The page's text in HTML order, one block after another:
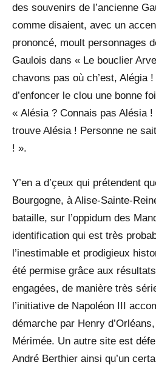
des souvenirs de l’ancienne
comme disaient, avec un
prononcé, moult personnages
Gaulois dans « Le bouclier
chavons pas où ch’est, Alégia
d’enfoncer le clou une bonne
« Alésia ? Connais pas Alésia
trouve Alésia ! Personne ne
! ».
Y’en a d’çeux qui prétendent
Bourgogne, à Alise-Sainte-
bataille, sur l’oppidum des
identification qui est très
l’inestimable et prodigieux
été permise grâce aux
engagées, de manière très
l’initiative de Napoléon III
démarche par Henry
Mérimée. Un autre site est
André Berthier ainsi qu’un